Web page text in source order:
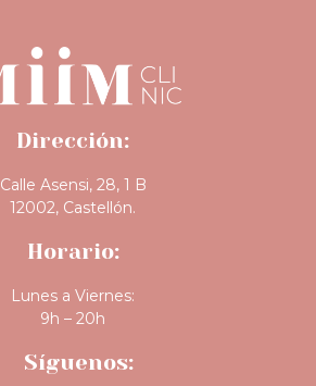
Dirección:
Calle Asensi, 28, 1 B
12002, Castellón.
Horario:
Lunes a Viernes:
9h – 20h
Síguenos: